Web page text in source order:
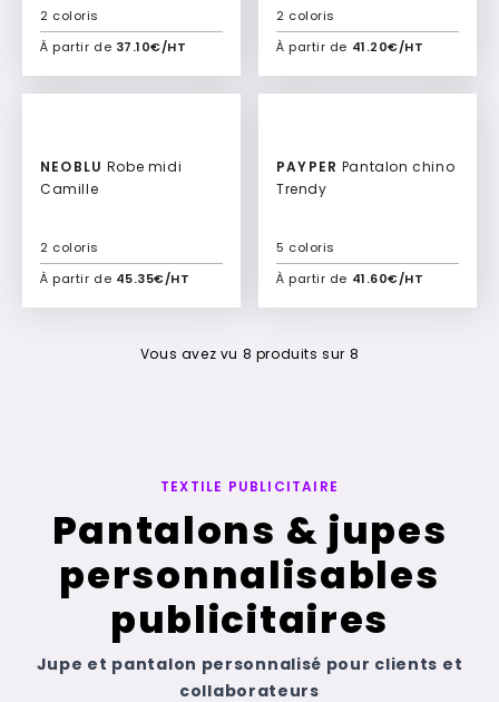
À partir de 37.10€/HT
2 coloris
Ajouter à mon devis
À partir de 41.20€/HT
2 coloris
Ajouter à mon devis
NEOBLU
Camille
À partir de 45.35€/HT
2 coloris
Ajouter à mon devis
PAYPER
Trendy
À partir de 41.60€/HT
5 coloris
Ajouter à mon devis
Vous avez vu 8 produits sur 8
TEXTILE PUBLICITAIRE
Pantalons & jupes
personnalisables
publicitaires
Jupe et pantalon personnalisé pour clients et
collaborateurs